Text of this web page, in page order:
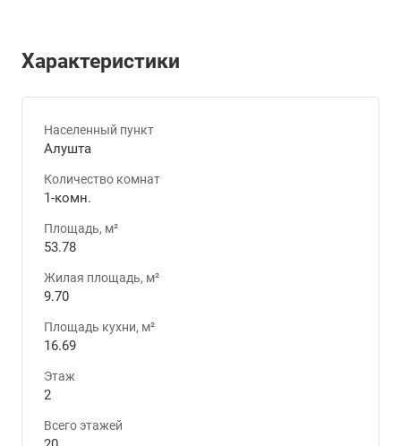
Характеристики
Населенный пункт
Алушта
Количество комнат
1-комн.
Площадь, м²
53.78
Жилая площадь, м²
9.70
Площадь кухни, м²
16.69
Этаж
2
Всего этажей